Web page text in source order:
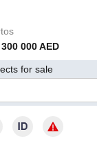
000 AED
for sale